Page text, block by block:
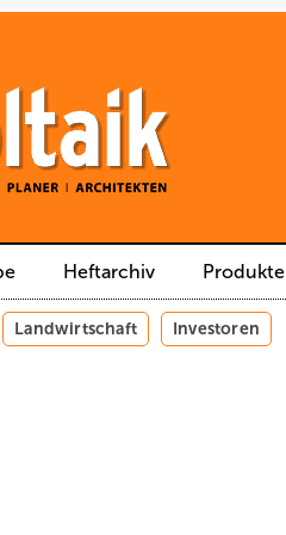
Heftarchiv Produkte
Landwirtschaft Investoren